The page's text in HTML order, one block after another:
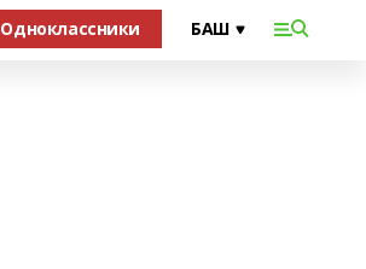
Одноклассники